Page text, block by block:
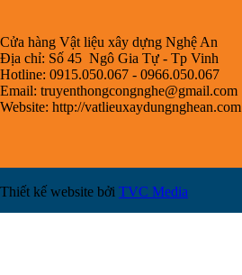
Cửa hàng Vật liệu xây dựng Nghệ An
Địa chỉ: Số 45 Ngô Gia Tự - Tp Vinh
Hotline: 0915.050.067 - 0966.050.067
Email: truyenthongcongnghe@gmail.com
Website: http://vatlieuxaydungnghean.com
Thiết kế website bởi TVC Media